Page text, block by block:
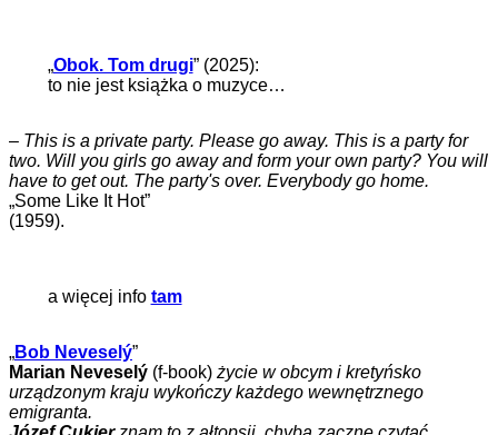
„Obok. Tom drugi” (2025):
to nie jest książka o muzyce…
– This is a private party. Please go away. This is a party for
two. Will you girls go away and form your own party? You will
have to get out. The party's over. Everybody go home.
„Some Like It Hot”
(1959).
a więcej info tam
„Bob Neveselý”
Marian Neveselý (f-book) życie w obcym i kretyńsko
urządzonym kraju wykończy każdego wewnętrznego
emigranta.